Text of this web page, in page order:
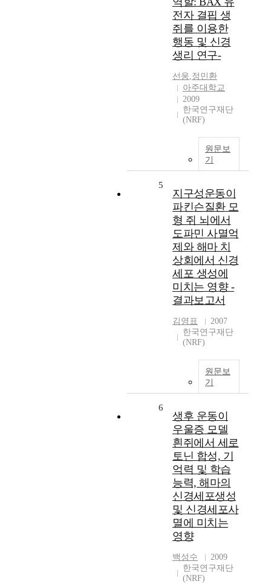
전자 결핍 생
쥐를 이용한
행동 및 신경
생리 연구-
선웅,정민환
아주대학교
2009
한국연구재단
(NRF)
원문보
기
5
지구성운동이
파킨슨질환 모
형 쥐 뇌에서
도파민 사멸억
제와 해마 치
상회에서 신경
세포 생성에
미치는 영향 -
결과보고서
김영표
2007
한국연구재단
(NRF)
원문보
기
6
생후 운동이
우울증 모델
흰쥐에서 세로
토닌 합성, 기
억력 및 학습
능력, 해마의
신경세포생성
및 신경세포사
멸에 미치는
영향
백성수
2009
한국연구재단
(NRF)